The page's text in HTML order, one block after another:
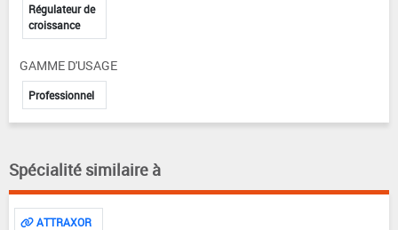
Régulateur de
croissance
GAMME D'USAGE
Professionnel
Spécialité similaire à
ATTRAXOR